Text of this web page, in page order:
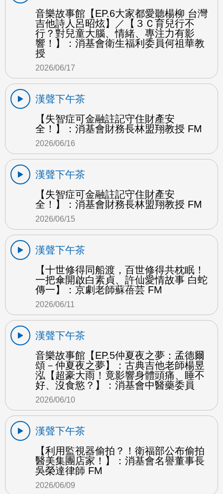
音樂故事館【EP.6大家都愛聽楊柳 台灣
吉他詩人呂昭炫】／【３Ｃ育兒行不
行？對兒童大腦、情緒、專注力有影
響！】：消基會衛生福利委員何祖華教
授
2026/06/17
漢聲下午茶
【失智症可金融註記守住財產安
全！】：消基會財務長林盟翔教授 FM
2026/06/16
漢聲下午茶
【失智症可金融註記守住財產安
全！】：消基會財務長林盟翔教授 FM
2026/06/15
漢聲下午茶
【十世修得同船渡，百世修得共枕眠！
一把傘開啟白素貞、許仙愛情故事 白蛇
傳一】：京劇老師蘇蓓芸 FM
2026/06/11
漢聲下午茶
音樂故事館【EP.5仲夏夜之夢：孟德爾
頌－仲夏夜之夢】：古典吉他老師楊昱
泓【超豪大雨！竟影響身體頭痛、睡不
好、沒食慾？】：消基會中醫藥委員
2026/06/10
漢聲下午茶
【利用監視器偷拍？！衛福部公布偷拍
醫美集團店家！】：消基會名譽董事長
吳榮達律師 FM
2026/06/09